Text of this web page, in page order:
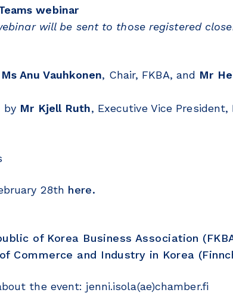
webinar
will be sent to those registered
Ms Anu Vauhkonen, Chair, FKBA, and Mr
by Mr Kjell Ruth, Executive Vice President,
28th here.
of Korea Business Association
Commerce and Industry in Korea
the event: jenni.isola(ae)chamber.fi